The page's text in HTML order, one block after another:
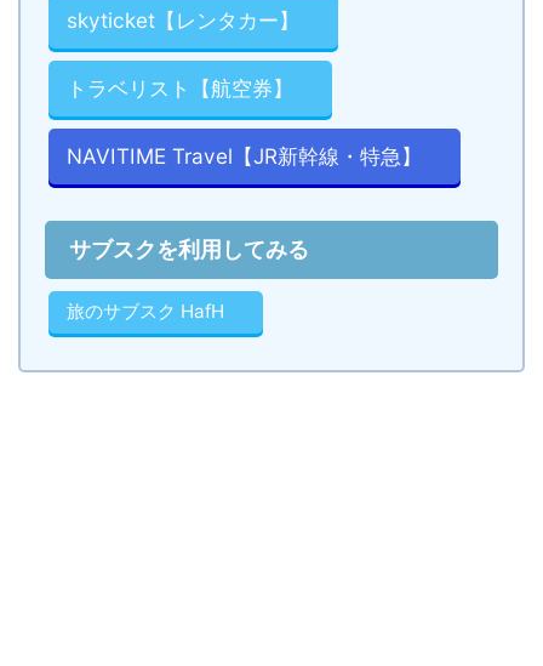
skyticket【レンタカー】
トラベリスト【航空券】
NAVITIME Travel【JR新幹線・特急】
サブスクを利用してみる
旅のサブスク HafH